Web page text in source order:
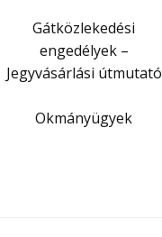
Gátközlekedési
engedélyek –
Jegyvásárlási útmutató
Okmányügyek